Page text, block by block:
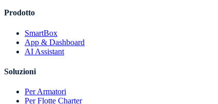
Prodotto
SmartBox
App & Dashboard
AI Assistant
Soluzioni
Per Armatori
Per Flotte Charter